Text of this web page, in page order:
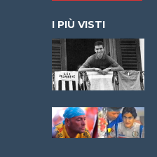
I PIÙ VISTI